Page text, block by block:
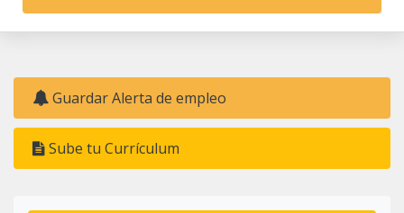
Guardar Alerta de empleo
Sube tu Currículum